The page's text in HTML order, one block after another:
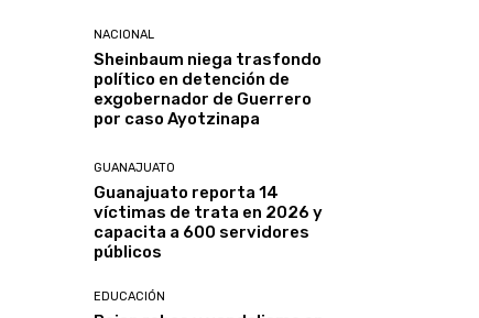
NACIONAL
Sheinbaum niega trasfondo
político en detención de
exgobernador de Guerrero
por caso Ayotzinapa
GUANAJUATO
Guanajuato reporta 14
víctimas de trata en 2026 y
capacita a 600 servidores
públicos
EDUCACIÓN